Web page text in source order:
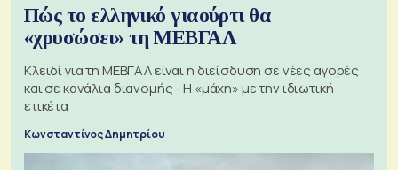
Πώς το ελληνικό γιαούρτι θα
«χρυσώσει» τη ΜΕΒΓΑΛ
Κλειδί για τη ΜΕΒΓΑΛ είναι η διείσδυση σε νέες αγορές
και σε κανάλια διανομής - Η «μάχη» με την ιδιωτική
ετικέτα
Κωνσταντίνος Δημητρίου